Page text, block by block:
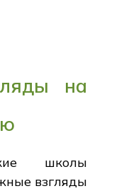
на
школы
взгляды